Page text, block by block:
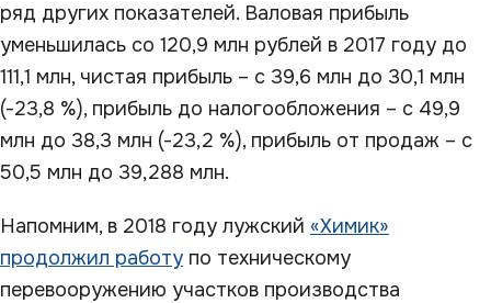
ряд других показателей. Валовая прибыль
уменьшилась со 120,9 млн рублей в 2017 году до
111,1 млн, чистая прибыль – с 39,6 млн до 30,1 млн
(-23,8 %), прибыль до налогообложения – с 49,9
млн до 38,3 млн (-23,2 %), прибыль от продаж – с
50,5 млн до 39,288 млн.
Напомним, в 2018 году лужский «Химик»
продолжил работу по техническому
перевооружению участков производства